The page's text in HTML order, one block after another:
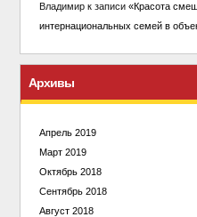
Владимирк записи «Красота
интернациональных семей в
Архивы
Апрель 2019
Март 2019
Октябрь 2018
Сентябрь 2018
Август 2018